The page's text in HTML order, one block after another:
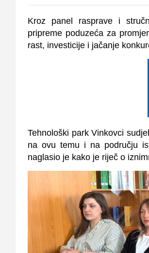
Kroz panel rasprave i
pripreme poduzeća za
rast, investicije i jačanje
Tehnološki park Vinkovci
na ovu temu i na području
naglasio je kako je riječ o